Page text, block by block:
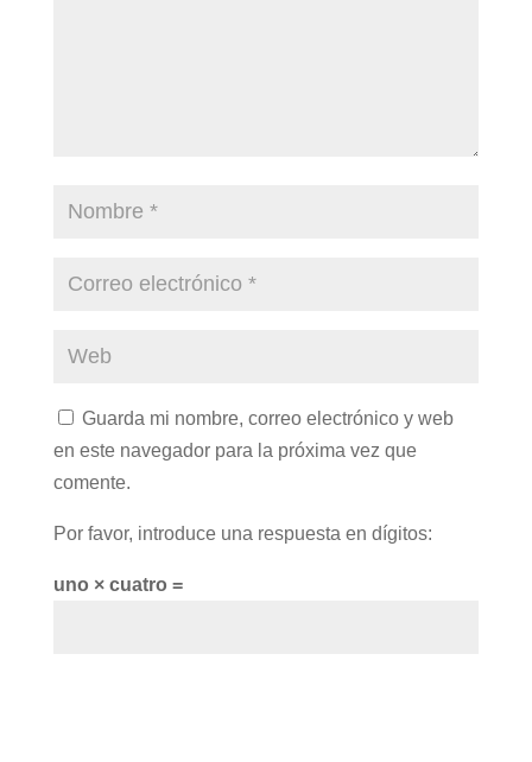
Guarda mi nombre, correo electrónico y web
en este navegador para la próxima vez que
comente.
Por favor, introduce una respuesta en dígitos:
uno × cuatro =